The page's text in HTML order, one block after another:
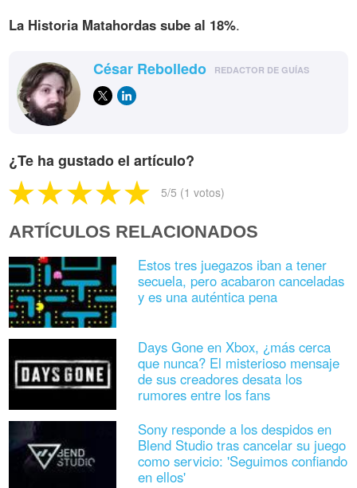
La Historia Matahordas sube al 18%.
César Rebolledo REDACTOR DE GUÍAS
¿Te ha gustado el artículo?
5/5 (1 votos)
ARTÍCULOS RELACIONADOS
Estos tres juegazos iban a tener
secuela, pero acabaron canceladas
y es una auténtica pena
Days Gone en Xbox, ¿más cerca
que nunca? El misterioso mensaje
de sus creadores desata los
rumores entre los fans
Sony responde a los despidos en
Blend Studio tras cancelar su juego
como servicio: 'Seguimos confiando
en ellos'